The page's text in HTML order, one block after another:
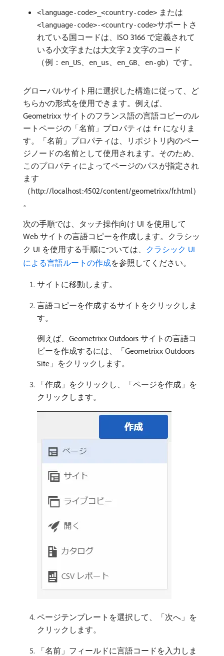
<language-code>_<country-code> または
<language-code>-<country-code>サポートさ
れている国コードは、ISO 3166 で定義されて
いる小文字または大文字 2 文字のコード
（例： en_US、 en_us、 en_GB、 en-gb）です。
グローバルサイト用に選択した構造に従って、ど
ちらかの形式を使用できます。例えば、
Geometrixx サイトのフランス語の言語コピーのル
ートページの「名前」プロパティは fr になりま
す。「名前」プロパティは、リポジトリ内のペー
ジノードの名前として使用されます。そのため、
このプロパティによってページのパスが指定され
ます
（http://localhost:4502/content/geometrixx/fr.html）
。
次の手順では、タッチ操作向け UI を使用して
Web サイトの言語コピーを作成します。クラシッ
ク UI を使用する手順については、 クラシック UI
による言語ルートの作成を参照してください。
サイトに移動します。
言語コピーを作成するサイトをクリックしま
す。
例えば、Geometrixx Outdoors サイトの言語コ
ピーを作成するには、「Geometrixx Outdoors
Site」をクリックします。
「作成」をクリックし、「ページを作成」を
クリックします。
ページテンプレートを選択して、「次へ」を
クリックします。
「名前」フィールドに言語コードを入力しま